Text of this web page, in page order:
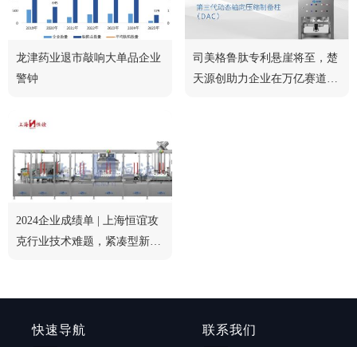
龙津药业退市敲响大单品企业
警钟
司美格鲁肽专利悬崖将至，楚
天源创助力企业在万亿赛道中
2024企业成绩单 | 上海恒谊攻
克行业技术难题，紧凑型新品
快速导航 联系我们